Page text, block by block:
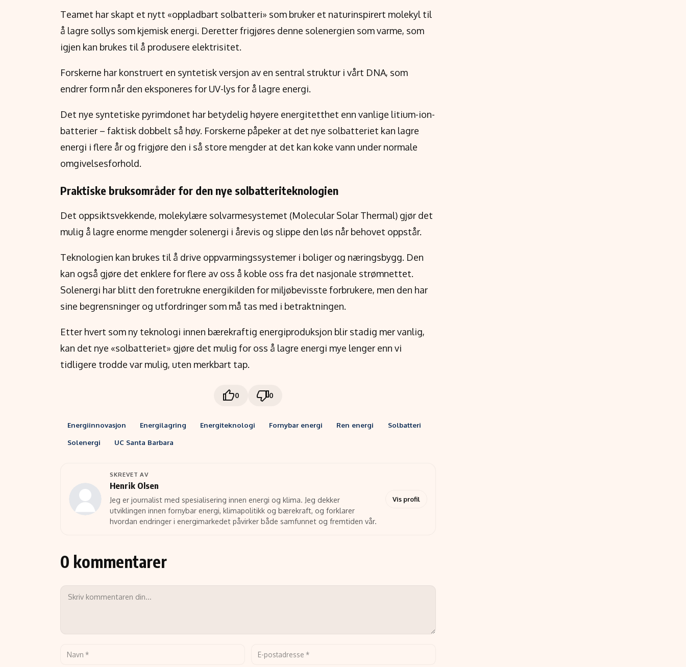
Teamet har skapt et nytt «oppladbart solbatteri» som bruker et naturinspirert molekyl til
å lagre sollys som kjemisk energi. Deretter frigjøres denne solenergien som varme, som
igjen kan brukes til å produsere elektrisitet.
Forskerne har konstruert en syntetisk versjon av en sentral struktur i vårt DNA, som
endrer form når den eksponeres for UV-lys for å lagre energi.
Det nye syntetiske pyrimdonet har betydelig høyere energitetthet enn vanlige litium-ion-
batterier – faktisk dobbelt så høy. Forskerne påpeker at det nye solbatteriet kan lagre
energi i flere år og frigjøre den i så store mengder at det kan koke vann under normale
omgivelsesforhold.
Praktiske bruksområder for den nye solbatteriteknologien
Det oppsiktsvekkende, molekylære solvarmesystemet (Molecular Solar Thermal) gjør det
mulig å lagre enorme mengder solenergi i årevis og slippe den løs når behovet oppstår.
Teknologien kan brukes til å drive oppvarmingssystemer i boliger og næringsbygg. Den
kan også gjøre det enklere for flere av oss å koble oss fra det nasjonale strømnettet.
Solenergi har blitt den foretrukne energikilden for miljøbevisste forbrukere, men den har
sine begrensninger og utfordringer som må tas med i betraktningen.
Etter hvert som ny teknologi innen bærekraftig energiproduksjon blir stadig mer vanlig,
kan det nye «solbatteriet» gjøre det mulig for oss å lagre energi mye lenger enn vi
tidligere trodde var mulig, uten merkbart tap.
0 0
Energiinnovasjon Energilagring Energiteknologi Fornybar energi Ren energi
Solbatteri
Solenergi
UC Santa Barbara
SKREVET AV
Henrik Olsen
Jeg er journalist med spesialisering innen energi og klima. Jeg dekker
utviklingen innen fornybar energi, klimapolitikk og bærekraft, og forklarer
hvordan endringer i energimarkedet påvirker både samfunnet og fremtiden vår.
Vis profil
0 kommentarer